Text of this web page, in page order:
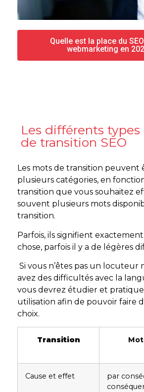
Quelle est la place du
webmarketing en
Les différents
de transition SEO
Les mots de transition peuvent
plusieurs catégories, en
transition que vous souhaitez
souvent plusieurs mots
transition.
Parfois, ils signifient
chose, parfois il y a de légères
Si vous n’êtes pas un locuteur
avez des difficultés avec la
vous devrez étudier et
utilisation afin de pouvoir faire
choix.
Transition
Cause et effet
par